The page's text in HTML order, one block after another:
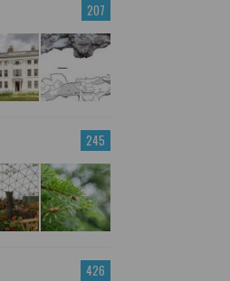
207
245
426